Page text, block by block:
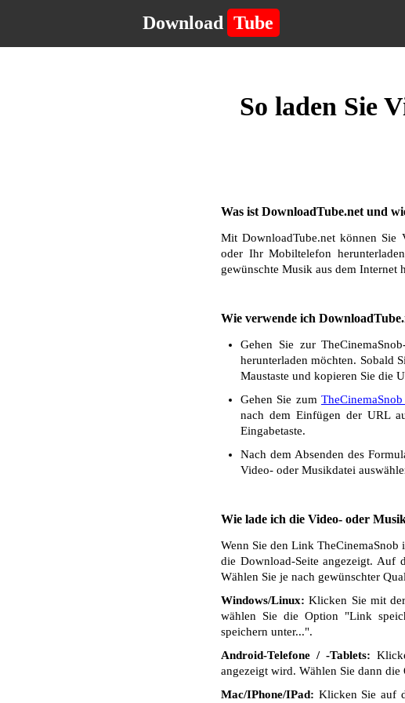
Download Tube
So laden Sie
Was ist DownloadTube.net und
Mit DownloadTube.net können Sie
oder Ihr Mobiltelefon
gewünschte Musik aus dem Internet
Wie verwende ich
Gehen Sie zur
herunterladen möchten. Sobald
Maustaste und kopieren Sie die
Gehen Sie zum
nach dem Einfügen der URL
Eingabetaste.
Nach dem Absenden des
Video- oder Musikdatei
Wie lade ich die Video- oder
Wenn Sie den Link TheCinemaSnob
die Download-Seite angezeigt. Auf
Wählen Sie je nach gewünschter
Windows/Linux: Klicken Sie mit
wählen Sie die Option "Link
speichern unter...".
Android-Telefone / -Tablets:
angezeigt wird. Wählen Sie dann
Mac/IPhone/IPad: Klicken Sie auf